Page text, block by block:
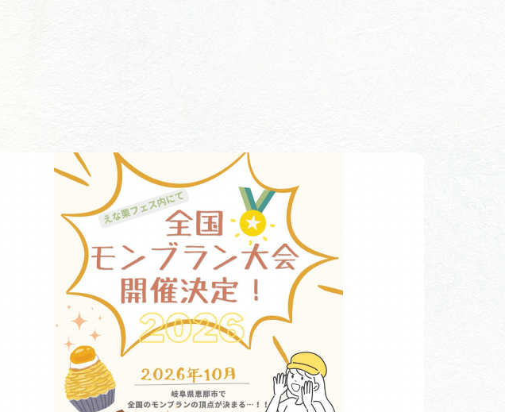
買い物・お土産
体験予約サイト「ＶＩＳＩＴ
岐阜県」
岐阜県アウトドア観光キャン
ペーン
岐阜県まるごと観光エリアガ
イド
岐阜県観光データベース
旅行会社・観光事業者の皆様へ フォトライブラリー